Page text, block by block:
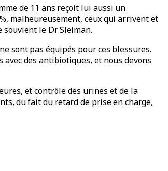
de 11 ans reçoit lui aussi un
malheureusement, ceux qui arrivent et
souvient le Dr Sleiman.
sont pas équipés pour ces blessures.
des antibiotiques, et nous devons
et contrôle des urines et de la
du fait du retard de prise en charge,